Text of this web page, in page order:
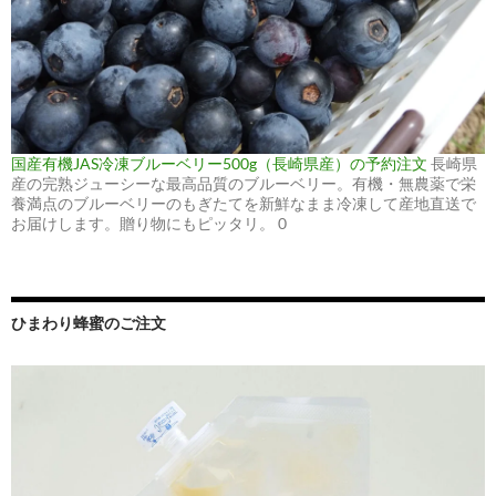
国産有機JAS冷凍ブルーベリー500g（長崎県産）の予約注文 長崎県
産の完熟ジューシーな最高品質のブルーベリー。有機・無農薬で栄
養満点のブルーベリーのもぎたてを新鮮なまま冷凍して産地直送で
お届けします。贈り物にもピッタリ。 0
ひまわり蜂蜜のご注文